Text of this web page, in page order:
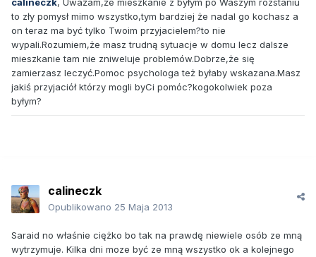
calineczk, Uważam,że mieszkanie z byłym po Waszym rozstaniu
to zły pomysł mimo wszystko,tym bardziej że nadal go kochasz a
on teraz ma być tylko Twoim przyjacielem?to nie
wypali.Rozumiem,że masz trudną sytuacje w domu lecz dalsze
mieszkanie tam nie zniweluje problemów.Dobrze,że się
zamierzasz leczyć.Pomoc psychologa też byłaby wskazana.Masz
jakiś przyjaciół którzy mogli byCi pomóc?kogokolwiek poza
byłym?
calineczk
Opublikowano 25 Maja 2013
Saraid no właśnie ciężko bo tak na prawdę niewiele osób ze mną
wytrzymuje. Kilka dni moze być ze mną wszystko ok a kolejnego